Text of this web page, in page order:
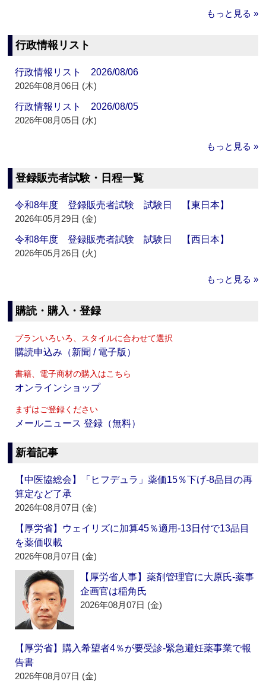
もっと見る »
行政情報リスト
行政情報リスト 2026/08/06
2026年08月06日 (木)
行政情報リスト 2026/08/05
2026年08月05日 (水)
もっと見る »
登録販売者試験・日程一覧
令和8年度 登録販売者試験 試験日 【東日本】
2026年05月29日 (金)
令和8年度 登録販売者試験 試験日 【西日本】
2026年05月26日 (火)
もっと見る »
購読・購入・登録
プランいろいろ、スタイルに合わせて選択
購読申込み（新聞 / 電子版）
書籍、電子商材の購入はこちら
オンラインショップ
まずはご登録ください
メールニュース 登録（無料）
新着記事
【中医協総会】「ヒフデュラ」薬価15％下げ‐8品目の再
算定など了承
2026年08月07日 (金)
【厚労省】ウェイリズに加算45％適用‐13日付で13品目
を薬価収載
2026年08月07日 (金)
【厚労省人事】薬剤管理官に大原氏‐薬事
企画官は稲角氏
2026年08月07日 (金)
【厚労省】購入希望者4％が要受診‐緊急避妊薬事業で報
告書
2026年08月07日 (金)